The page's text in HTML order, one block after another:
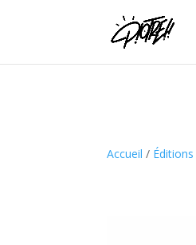
Accueil / Éditions